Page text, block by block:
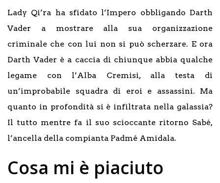
Lady Qi’ra ha sfidato l’Impero obbligando Darth
Vader a mostrare alla sua organizzazione
criminale che con lui non si può scherzare. E ora
Darth Vader è a caccia di chiunque abbia qualche
legame con l’Alba Cremisi, alla testa di
un’improbabile squadra di eroi e assassini. Ma
quanto in profondità si è infiltrata nella galassia?
Il tutto mentre fa il suo scioccante ritorno Sabé,
l’ancella della compianta Padmé Amidala.
Cosa mi è piaciuto